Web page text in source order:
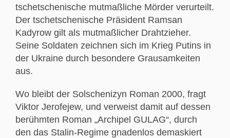
tschetschenische mutmaßliche Mörder verurteilt.
Der tschetschenische Präsident Ramsan
Kadyrow gilt als mutmaßlicher Drahtzieher.
Seine Soldaten zeichnen sich im Krieg Putins in
der Ukraine durch besondere Grausamkeiten
aus.
Wo bleibt der Solschenizyn Roman 2000, fragt
Viktor Jerofejew, und verweist damit auf dessen
berühmten Roman „Archipel GULAG“, durch
den das Stalin-Regime gnadenlos demaskiert